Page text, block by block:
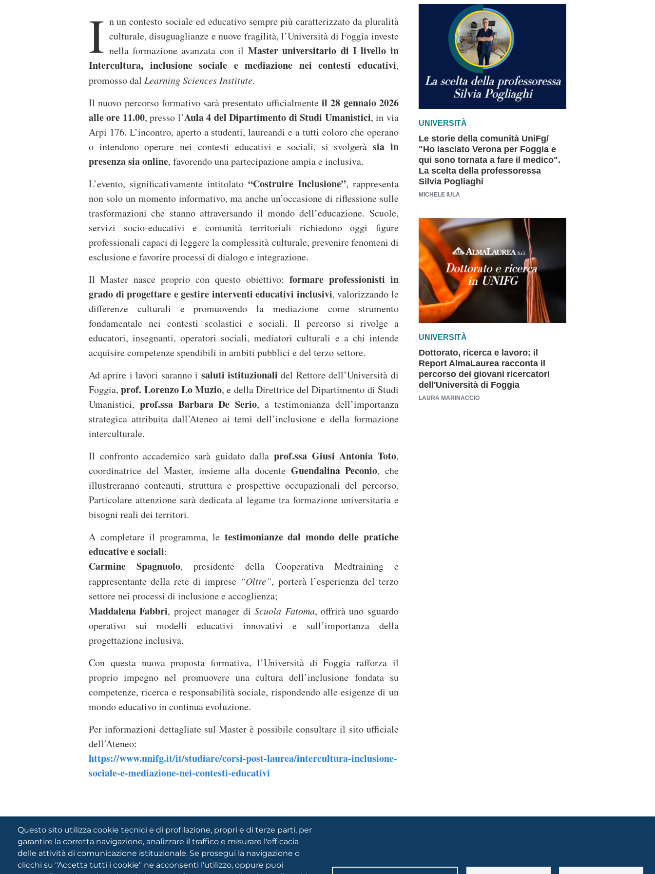
I n un contesto sociale ed educativo sempre più caratterizzato da pluralità
culturale, disuguaglianze e nuove fragilità, l’Università di Foggia investe
nella formazione avanzata con il Master universitario di I livello in
Intercultura, inclusione sociale e mediazione nei contesti educativi,
promosso dal Learning Sciences Institute.
Il nuovo percorso formativo sarà presentato ufficialmente il 28 gennaio 2026
alle ore 11.00, presso l’Aula 4 del Dipartimento di Studi Umanistici, in via
Arpi 176. L’incontro, aperto a studenti, laureandi e a tutti coloro che operano
o intendono operare nei contesti educativi e sociali, si svolgeràsia in
presenza sia online, favorendo una partecipazione ampia e inclusiva.
L’evento, significativamente intitolato “Costruire Inclusione”, rappresenta
non solo un momento informativo, ma anche un’occasione di riflessione sulle
trasformazioni che stanno attraversando il mondo dell’educazione. Scuole,
servizi socio-educativi e comunità territoriali richiedono oggi figure
professionali capaci di leggere la complessità culturale, prevenire fenomeni di
esclusione e favorire processi di dialogo e integrazione.
Il Master nasce proprio con questo obiettivo: formare professionisti in
grado di progettare e gestire interventi educativi inclusivi, valorizzando le
differenze culturali e promuovendo la mediazione come strumento
fondamentale nei contesti scolastici e sociali. Il percorso si rivolge a
educatori, insegnanti, operatori sociali, mediatori culturali e a chi intende
acquisire competenze spendibili in ambiti pubblici e del terzo settore.
Ad aprire i lavori saranno i saluti istituzionali del Rettore dell’Università di
Foggia,prof. Lorenzo Lo Muzio, e della Direttrice del Dipartimento di Studi
Umanistici, prof.ssa Barbara De Serio, a testimonianza dell’importanza
strategica attribuita dall’Ateneo ai temi dell’inclusione e della formazione
interculturale.
Il confronto accademico sarà guidato dalla prof.ssa Giusi Antonia Toto,
coordinatrice del Master, insieme alla docente Guendalina Peconio, che
illustreranno contenuti, struttura e prospettive occupazionali del percorso.
Particolare attenzione sarà dedicata al legame tra formazione universitaria e
bisogni reali dei territori.
A completare il programma, le testimonianze dal mondo delle pratiche
educative e sociali:
Carmine Spagnuolo, presidente della Cooperativa Medtraining e
rappresentante della rete di imprese “Oltre”, porterà l’esperienza del terzo
settore nei processi di inclusione e accoglienza;
Maddalena Fabbri, project manager diScuola Fatoma, offrirà uno sguardo
operativo sui modelli educativi innovativi e sull’importanza della
progettazione inclusiva.
Con questa nuova proposta formativa, l’Università di Foggia rafforza il
proprio impegno nel promuovere una cultura dell’inclusione fondata su
competenze, ricerca e responsabilità sociale, rispondendo alle esigenze di un
mondo educativo in continua evoluzione.
Per informazioni dettagliate sul Master è possibile consultare il sito ufficiale
dell’Ateneo:
https://www.unifg.it/it/studiare/corsi-post-laurea/intercultura-inclusione-
sociale-e-mediazione-nei-contesti-educativi
UNIVERSITÀ
Le storie della comunità UniFg/
"Ho lasciato Verona per Foggia e
qui sono tornata a fare il medico".
La scelta della professoressa
Silvia Pogliaghi
MICHELE IULA
UNIVERSITÀ
Dottorato, ricerca e lavoro: il
Report AlmaLaurea racconta il
percorso dei giovani ricercatori
dell'Università di Foggia
LAURA MARINACCIO
Questo sito utilizza cookie tecnici e di profilazione, propri e di terze parti, per
garantire la corretta navigazione, analizzare il traffico e misurare l'efficacia
delle attività di comunicazione istituzionale. Se prosegui la navigazione o
clicchi su "Accetta tutti i cookie" ne acconsenti l'utilizzo, oppure puoi
FOOTER
MENU
Privacy
Note legali